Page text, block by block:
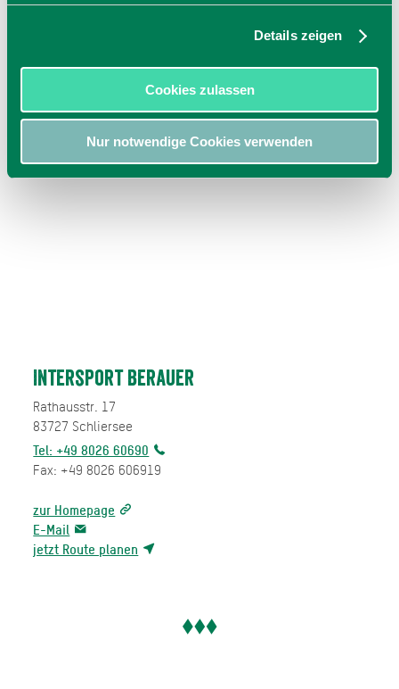
Details zeigen
Cookies zulassen
Nur notwendige Cookies verwenden
Intersport Berauer
Rathausstr. 17
83727 Schliersee
Tel: +49 8026 60690
Fax: +49 8026 606919
zur Homepage
E-Mail
jetzt Route planen